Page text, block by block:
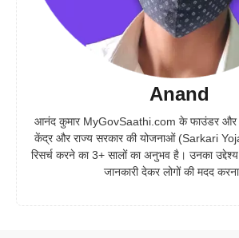
Anand
आनंद कुमार MyGovSaathi.com के फाउंडर और
केंद्र और राज्य सरकार की योजनाओं (Sarkari
रिसर्च करने का 3+ सालों का अनुभव है। उनका उद्देश्य
जानकारी देकर लोगों की मदद